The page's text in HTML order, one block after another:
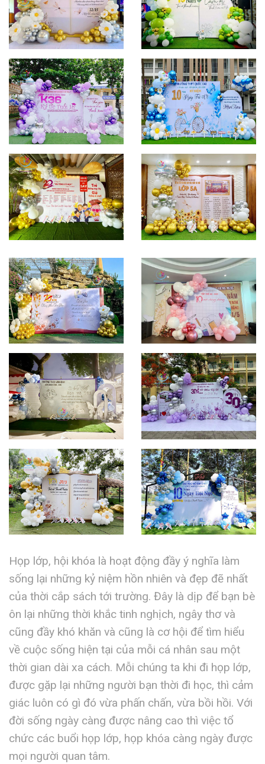
Họp lớp, hội khóa là hoạt động đầy ý nghĩa làm
sống lại những kỷ niệm hồn nhiên và đẹp đẽ nhất
của thời cắp sách tới trường. Đây là dịp để bạn bè
ôn lại những thời khắc tinh nghịch, ngây thơ và
cũng đầy khó khăn và cũng là cơ hội để tìm hiểu
về cuộc sống hiện tại của mỗi cá nhân sau một
thời gian dài xa cách. Mỗi chúng ta khi đi họp lớp,
được gặp lại những người bạn thời đi học, thì cảm
giác luôn có gì đó vừa phấn chấn, vừa bồi hồi. Với
đời sống ngày càng được nâng cao thì việc tổ
chức các buổi họp lớp, họp khóa càng ngày được
mọi người quan tâm.